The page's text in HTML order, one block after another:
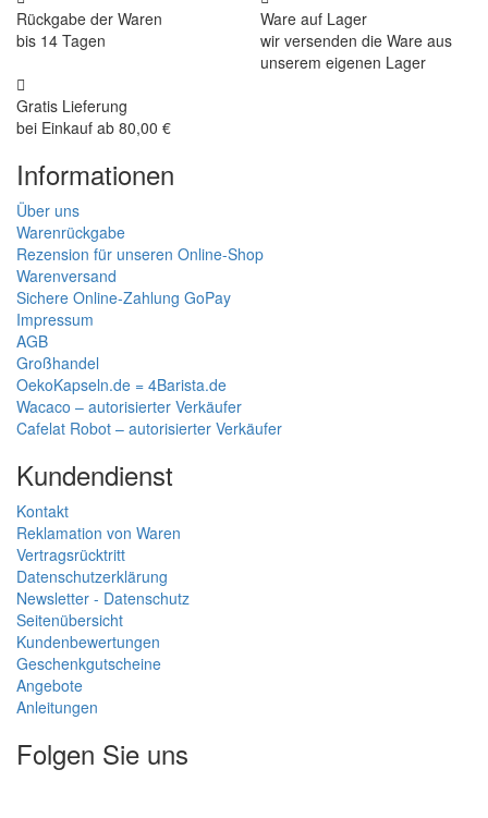
Rückgabe der Waren
bis 14 Tagen
Ware auf Lager
wir versenden die Ware aus
unserem eigenen Lager
Gratis Lieferung
bei Einkauf ab 80,00 €
Informationen
Über uns
Warenrückgabe
Rezension für unseren Online-Shop
Warenversand
Sichere Online-Zahlung GoPay
Impressum
AGB
Großhandel
OekoKapseln.de = 4Barista.de
Wacaco – autorisierter Verkäufer
Cafelat Robot – autorisierter Verkäufer
Kundendienst
Kontakt
Reklamation von Waren
Vertragsrücktritt
Datenschutzerklärung
Newsletter - Datenschutz
Seitenübersicht
Kundenbewertungen
Geschenkgutscheine
Angebote
Anleitungen
Folgen Sie uns